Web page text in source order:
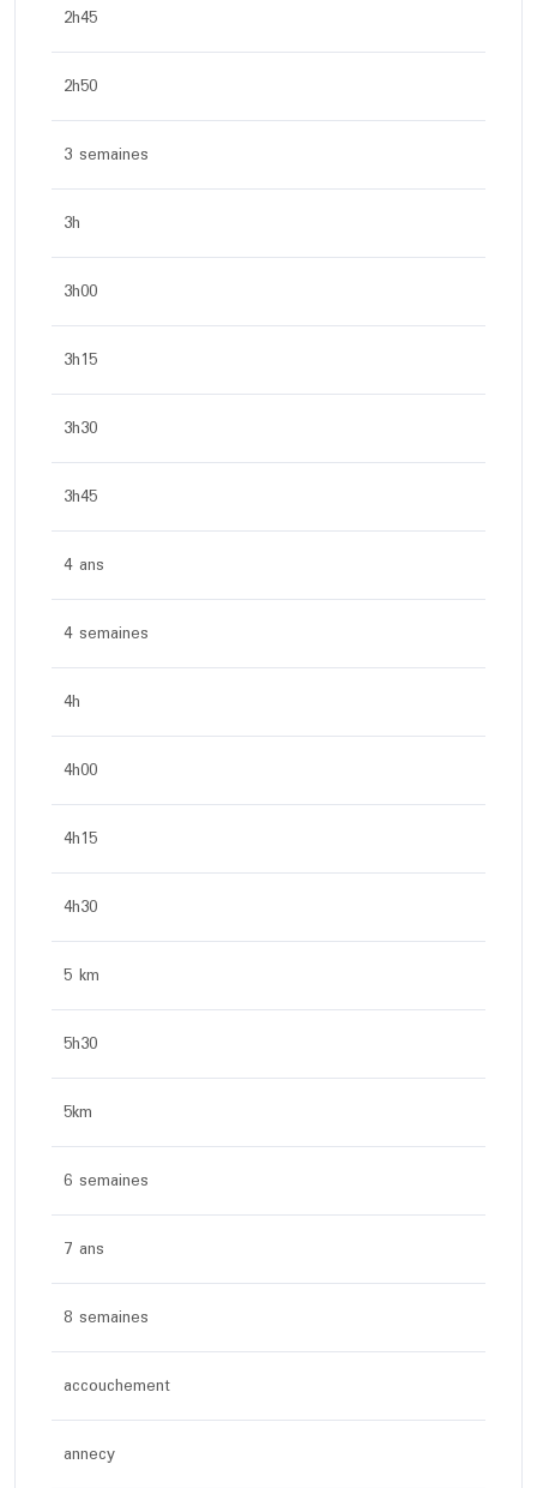
2h45
2h50
3 semaines
3h
3h00
3h15
3h30
3h45
4 ans
4 semaines
4h
4h00
4h15
4h30
5 km
5h30
5km
6 semaines
7 ans
8 semaines
accouchement
annecy